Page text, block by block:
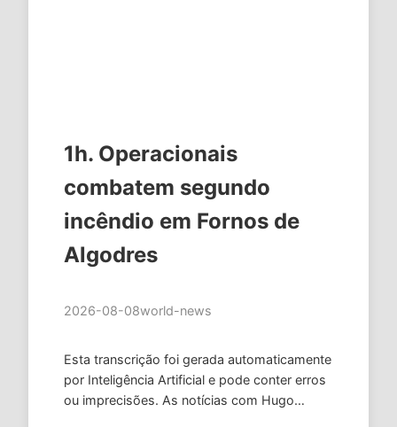
1h. Operacionais
combatem segundo
incêndio em Fornos de
Algodres
2026-08-08world-news
Esta transcrição foi gerada automaticamente
por Inteligência Artificial e pode conter erros
ou imprecisões. As notícias com Hugo